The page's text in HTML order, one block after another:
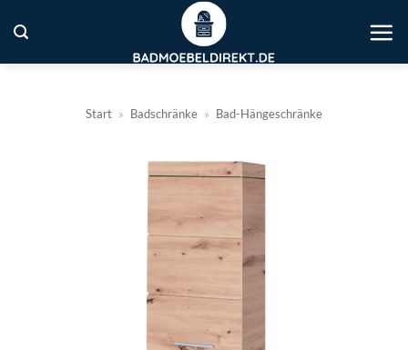
Inhalt
springen
Start » Badschränke » Bad-Hängeschränke